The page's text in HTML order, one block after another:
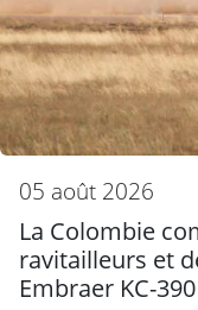
05 août 2026
La Colombie
ravitailleurs et
Embraer KC-